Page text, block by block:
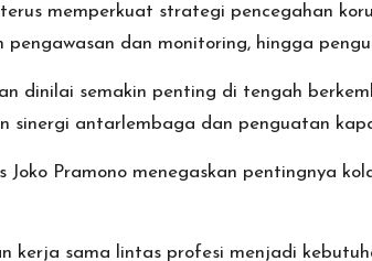
memperkuat strategi pencegahan
pengawasan dan monitoring, hingga
dinilai semakin penting di tengah
sinergi antarlembaga dan penguatan
Joko Pramono menegaskan pentingnya
kerja sama lintas profesi menjadi